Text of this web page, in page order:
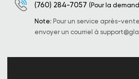
(760) 284-7057 (Pour la
Note: Pour un service après-
envoyer un courriel à